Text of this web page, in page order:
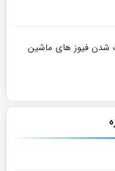
شدن فیوز های ماشین